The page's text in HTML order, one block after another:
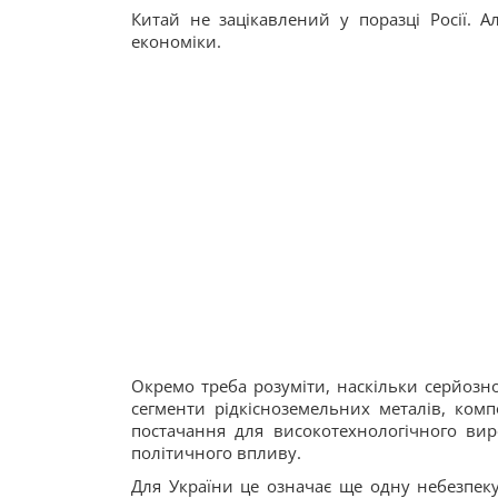
Китай не зацікавлений у поразці Росії.
економіки.
Окремо треба розуміти, наскільки
сегменти рідкісноземельних металів,
постачання для високотехнологічного
політичного впливу.
Для України це означає ще одну